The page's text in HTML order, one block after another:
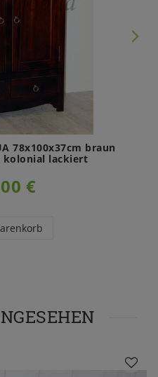
78x100x37cm braun
kolonial lackiert
€